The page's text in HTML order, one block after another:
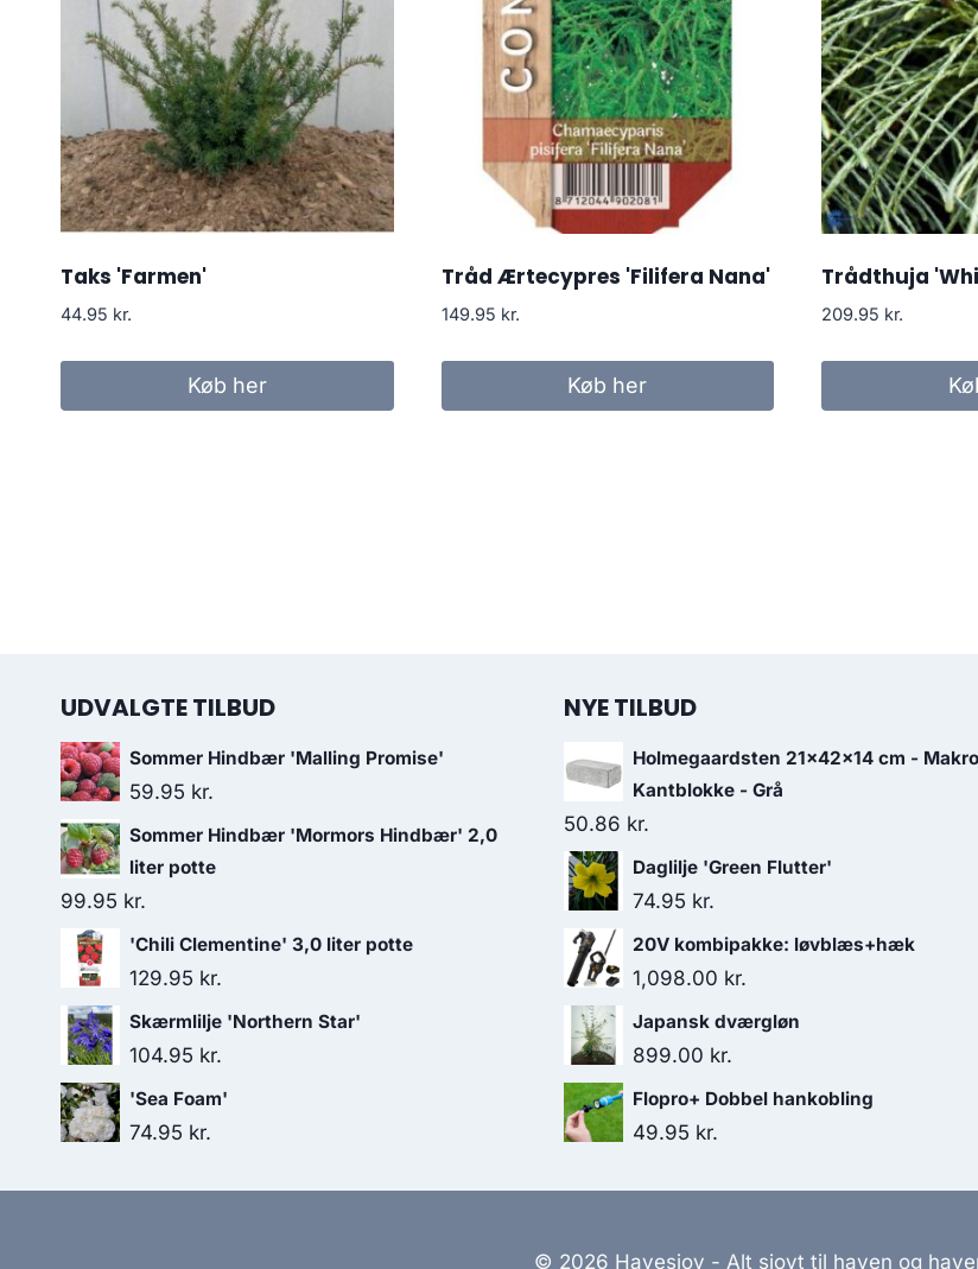
Taks 'Farmen'
44.95 kr.
Køb her
Tråd Ærtecypres 'Filifera Nana'
149.95 kr.
Køb her
Trådthuja
209.95 kr.
UDVALGTE TILBUD
Sommer Hindbær 'Malling Promise'
59.95 kr.
Sommer Hindbær 'Mormors Hindbær' 2,0
liter potte
99.95 kr.
'Chili Clementine' 3,0 liter potte
129.95 kr.
Skærmlilje 'Northern Star'
104.95 kr.
'Sea Foam'
74.95 kr.
NYE TILBUD
Holmegaardsten 21x42x14 cm - Makro
Kantblokke - Grå
50.86 kr.
Daglilje 'Green Flutter'
74.95 kr.
20V kombipakke: løvblæs+hæk
1,098.00 kr.
Japansk dværgløn
899.00 kr.
Flopro+ Dobbel hankobling
49.95 kr.
© 2026 Havesjov - Alt sjovt til haven og